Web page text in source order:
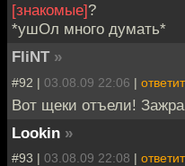
[знакомые]?
*ушОл много думать*
FliNT »
#92 | 03.08.09 22:06 |
Вот щеки отъели!
Lookin »
#93 | 03.08.09 22:08 |